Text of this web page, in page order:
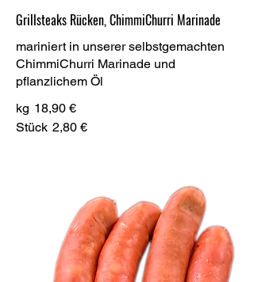
Grillsteaks Rücken, ChimmiChurri Marinade
mariniert in unserer selbstgemachten
ChimmiChurri Marinade und
pflanzlichem Öl
kg 18,90 €
Stück 2,80 €